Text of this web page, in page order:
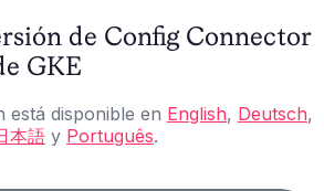
de Config Connector
GKE
está disponible en English, Deutsch,
本語 y Português.